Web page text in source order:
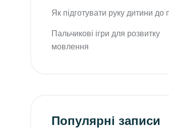
Як підготувати руку дитини до
Пальчикові ігри для розвитку
мовлення
Популярні записи